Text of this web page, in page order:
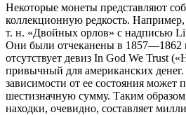
Некоторые монеты представляют
коллекционную редкость.
т. н. «Двойных орлов» с надписью
Они были отчеканены в 1857—1862
отсутствует девиз In God We Trust
привычный для американских
зависимости от ее состояния может
шестизначную сумму. Таким
находки, очевидно, составляет